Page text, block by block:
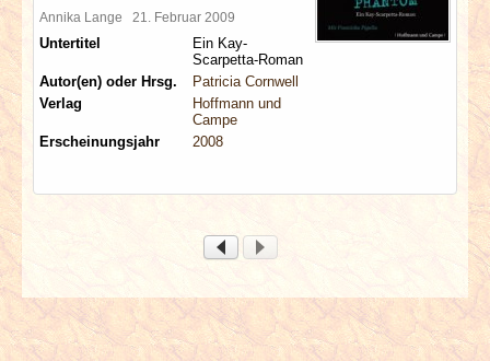
Annika Lange 21. Februar 2009
Untertitel
Ein Kay-
Scarpetta-Roman
Autor(en) oder Hrsg.
Patricia Cornwell
Verlag
Hoffmann und
Campe
Erscheinungsjahr
2008